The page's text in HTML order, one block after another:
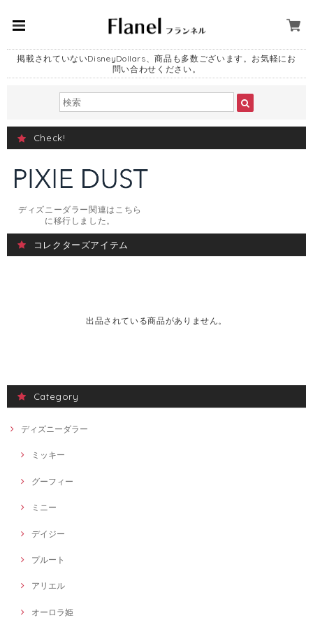
掲載されていないDisneyDollars、商品も多数ございます。お気軽にお
問い合わせください。
Check!
ディズニーダラー関連はこちら
に移行しました。
コレクターズアイテム
出品されている商品がありません。
Category
ディズニーダラー
ミッキー
グーフィー
ミニー
デイジー
プルート
アリエル
オーロラ姫